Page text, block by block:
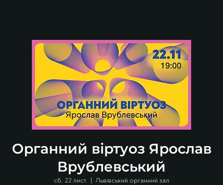
Органний віртуоз Ярослав
Врублевський
сб, 22 лист.
  |
Львівський органний зал